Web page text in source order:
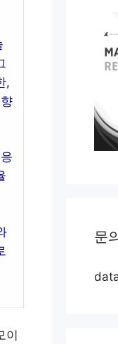
,
이
문